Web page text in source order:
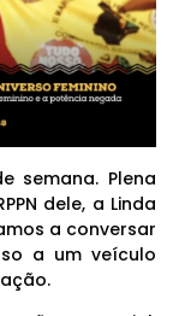
semana. Plena
dele, a Linda
a conversar
a um veículo